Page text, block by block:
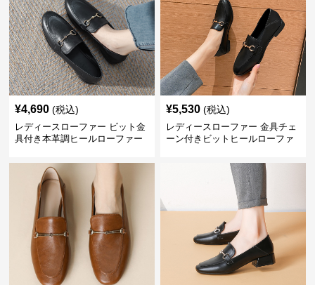
¥4,690 (税込)
レディースローファー ビット金
具付き本革調ヒールローファー
¥5,530 (税込)
レディースローファー 金具チェ
ーン付きビットヒールローファ